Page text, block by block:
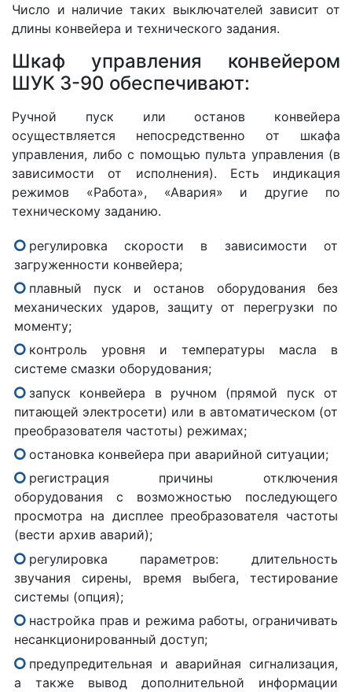
Число и наличие таких выключателей зависит от
длины конвейера и технического задания.
Шкаф управления конвейером
ШУК 3-90 обеспечивают:
Ручной пуск или останов конвейера
осуществляется непосредственно от шкафа
управления, либо с помощью пульта управления (в
зависимости от исполнения). Есть индикация
режимов «Работа», «Авария» и другие по
техническому заданию.
регулировка скорости в зависимости от
загруженности конвейера;
плавный пуск и останов оборудования без
механических ударов, защиту от перегрузки по
моменту;
контроль уровня и температуры масла в
системе смазки оборудования;
запуск конвейера в ручном (прямой пуск от
питающей электросети) или в автоматическом (от
преобразователя частоты) режимах;
остановка конвейера при аварийной ситуации;
регистрация причины отключения
оборудования с возможностью последующего
просмотра на дисплее преобразователя частоты
(вести архив аварий);
регулировка параметров: длительность
звучания сирены, время выбега, тестирование
системы (опция);
настройка прав и режима работы, ограничивать
несанкционированный доступ;
предупредительная и аварийная сигнализация,
а также вывод дополнительной информации